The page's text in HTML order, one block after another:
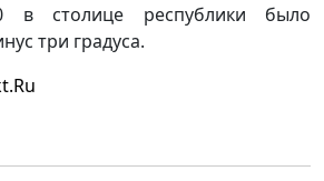
в столице республики было
три градуса.